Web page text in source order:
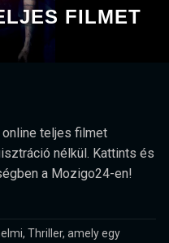
FILMET
online teljes filmet
nélkül. Kattints és
a Mozigo24-en!
Thriller, amely egy